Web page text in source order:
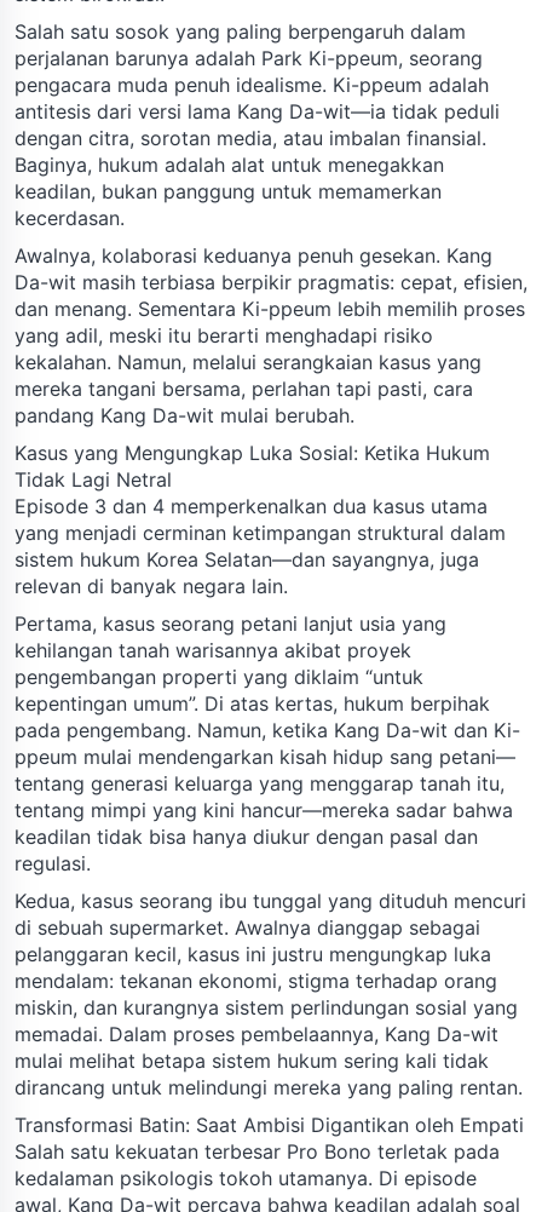
Salah satu sosok yang paling berpengaruh dalam
perjalanan barunya adalah Park Ki-ppeum, seorang
pengacara muda penuh idealisme. Ki-ppeum adalah
antitesis dari versi lama Kang Da-wit—ia tidak peduli
dengan citra, sorotan media, atau imbalan finansial.
Baginya, hukum adalah alat untuk menegakkan
keadilan, bukan panggung untuk memamerkan
kecerdasan.
Awalnya, kolaborasi keduanya penuh gesekan. Kang
Da-wit masih terbiasa berpikir pragmatis: cepat, efisien,
dan menang. Sementara Ki-ppeum lebih memilih proses
yang adil, meski itu berarti menghadapi risiko
kekalahan. Namun, melalui serangkaian kasus yang
mereka tangani bersama, perlahan tapi pasti, cara
pandang Kang Da-wit mulai berubah.
Kasus yang Mengungkap Luka Sosial: Ketika Hukum
Tidak Lagi Netral
Episode 3 dan 4 memperkenalkan dua kasus utama
yang menjadi cerminan ketimpangan struktural dalam
sistem hukum Korea Selatan—dan sayangnya, juga
relevan di banyak negara lain.
Pertama, kasus seorang petani lanjut usia yang
kehilangan tanah warisannya akibat proyek
pengembangan properti yang diklaim “untuk
kepentingan umum”. Di atas kertas, hukum berpihak
pada pengembang. Namun, ketika Kang Da-wit dan Ki-
ppeum mulai mendengarkan kisah hidup sang petani—
tentang generasi keluarga yang menggarap tanah itu,
tentang mimpi yang kini hancur—mereka sadar bahwa
keadilan tidak bisa hanya diukur dengan pasal dan
regulasi.
Kedua, kasus seorang ibu tunggal yang dituduh mencuri
di sebuah supermarket. Awalnya dianggap sebagai
pelanggaran kecil, kasus ini justru mengungkap luka
mendalam: tekanan ekonomi, stigma terhadap orang
miskin, dan kurangnya sistem perlindungan sosial yang
memadai. Dalam proses pembelaannya, Kang Da-wit
mulai melihat betapa sistem hukum sering kali tidak
dirancang untuk melindungi mereka yang paling rentan.
Transformasi Batin: Saat Ambisi Digantikan oleh Empati
Salah satu kekuatan terbesar Pro Bono terletak pada
kedalaman psikologis tokoh utamanya. Di episode
awal, Kang Da-wit percaya bahwa keadilan adalah soal